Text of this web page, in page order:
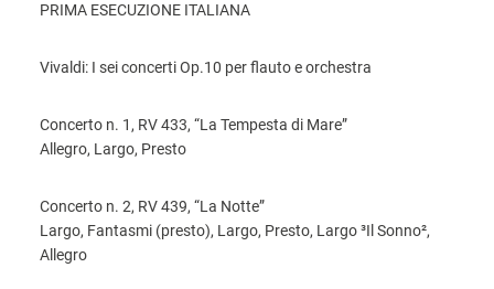
PRIMA ESECUZIONE ITALIANA
Vivaldi: I sei concerti Op.10 per flauto e orchestra
Concerto n. 1, RV 433, “La Tempesta di Mare”
Allegro, Largo, Presto
Concerto n. 2, RV 439, “La Notte”
Largo, Fantasmi (presto), Largo, Presto, Largo ³Il Sonno²,
Allegro